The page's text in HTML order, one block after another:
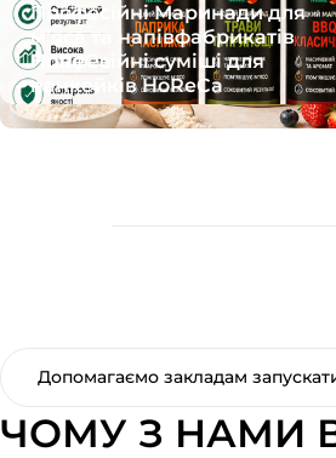
Професійні суміші для
панкейків HoReCa
Професійні Маринади для
м’яса та напівфабрикатів
HoReCa
Допомагаємо закладам
ЧОМУ З НАМИ